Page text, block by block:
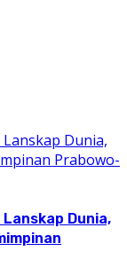
Dunia,